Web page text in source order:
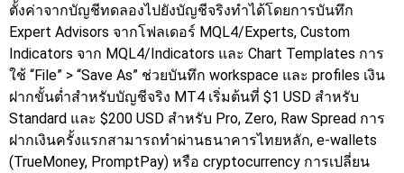
ตั้งค่าจากบัญชีทดลองไปยังบัญชีจริงทำได้โดยการบันทึก
Expert Advisors จากโฟลเดอร์ MQL4/Experts, Custom
Indicators จาก MQL4/Indicators และ Chart Templates การ
ใช้ “File” > “Save As” ช่วยบันทึก workspace และ profiles เงิน
ฝากขั้นต่ำสำหรับบัญชีจริง MT4 เริ่มต้นที่ $1 USD สำหรับ
Standard และ $200 USD สำหรับ Pro, Zero, Raw Spread การ
ฝากเงินครั้งแรกสามารถทำผ่านธนาคารไทยหลัก, e-wallets
(TrueMoney, PromptPay) หรือ cryptocurrency การเปลี่ยน